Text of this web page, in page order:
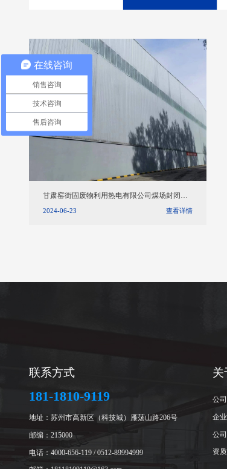
甘肃窑街固废物利用热电有限公司煤场封闭工
2024-06-23 查看详情
联系方式
181-1810-9119
地址：苏州市高新区（科技城）雁荡山路206号
邮编：215000
电话：4000-656-119 / 0512-89994999
关
公
企
公
资
在线咨询
销售咨询
技术咨询
售后咨询